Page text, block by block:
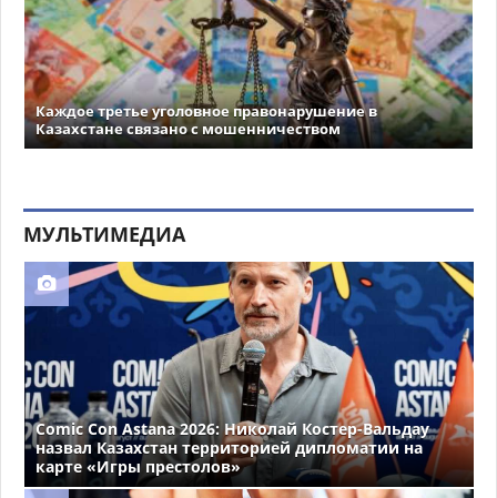
Каждое третье уголовное правонарушение в
Казахстане связано с мошенничеством
МУЛЬТИМЕДИА
Comic Con Astana 2026: Николай Костер-Вальдау
назвал Казахстан территорией дипломатии на
карте «Игры престолов»